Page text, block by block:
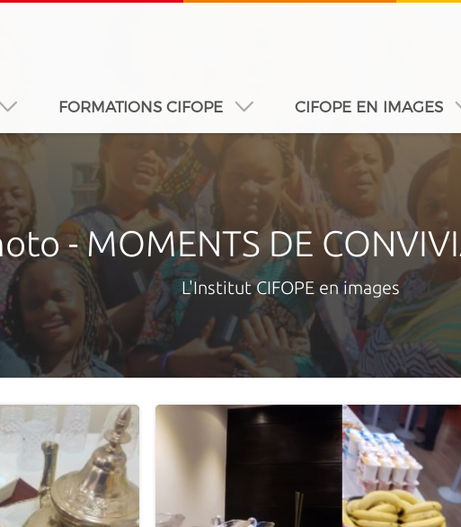
DUBAÏ DAKAR JEDDAH MONTREAL
FORMATIONS CIFOPE CIFOPE EN IMAGES
- MOMENTS DE
L'Institut CIFOPE en images